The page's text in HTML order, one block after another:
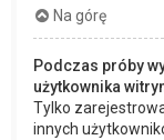
Na górę
Podczas próby
użytkownika
Tylko
innych